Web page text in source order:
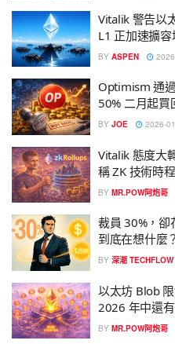
Vitalik 警告以
L1 正加速擴
BY ASPEN
Optimism 通
50% 二月起買
BY JOE 2026-
Vitalik 態度大
稱 ZK 技術時
BY MR.POW阿炮哥
裁員 30%，卻
到底在想什麼？
BY 深潮 TECHFLOW
以太坊 Blob
2026 年中還
BY MR.POW阿炮哥